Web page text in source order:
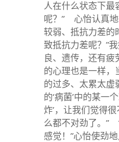
人在什么状态下最
呢？” 心怡认真地
较弱、抵抗力差
致抵抗力差呢？”
良、遗传，还有
的心理也是一样，
的过多、太累太虚
的‘病菌’中的某一
炸’，让我们觉得
么都不对劲了。”
感觉！”心怡使劲